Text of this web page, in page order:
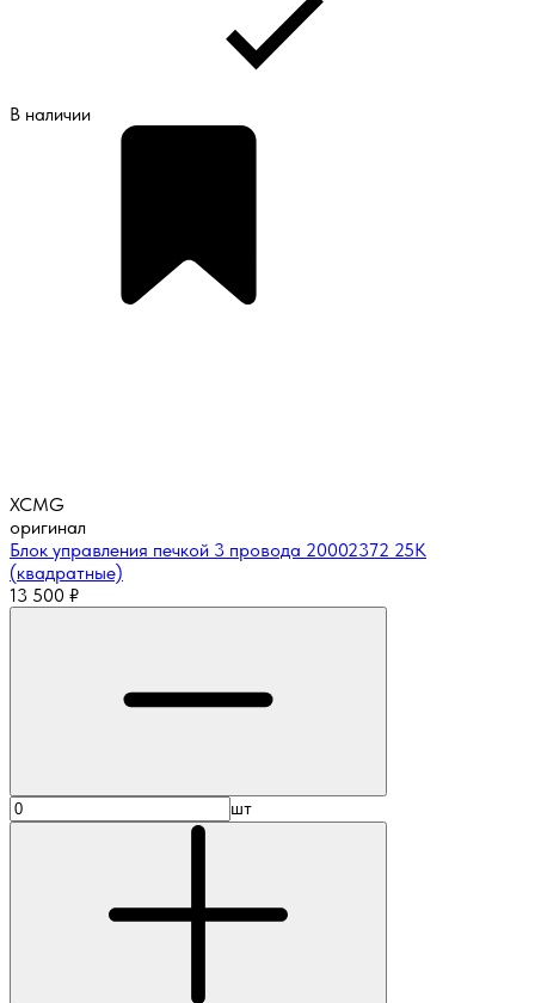
В наличии
XCMG
оригинал
Блок управления печкой 3 провода 20002372 25К
(квадратные)
13 500 ₽
шт